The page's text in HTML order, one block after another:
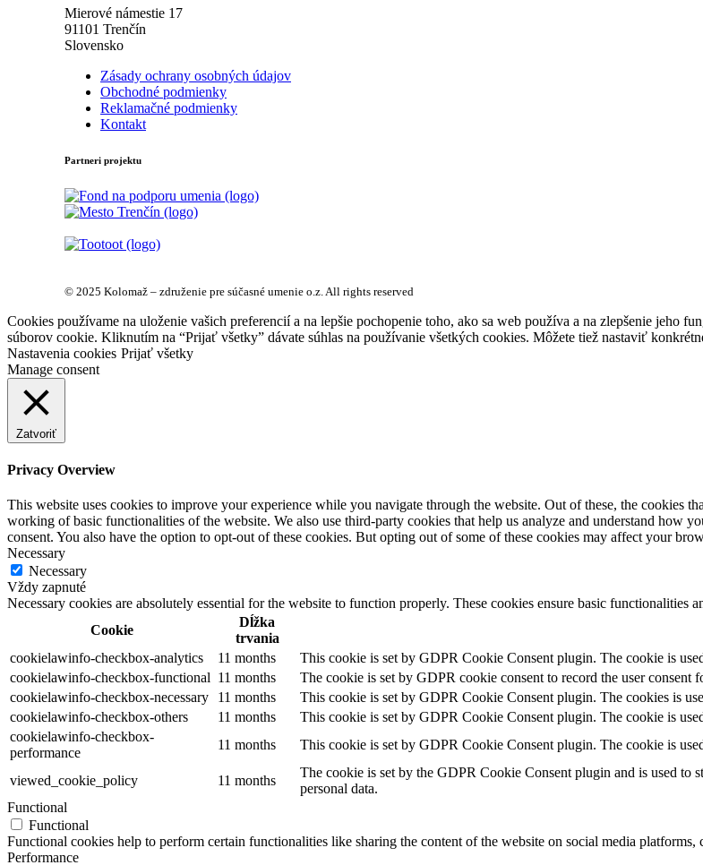
Mierové námestie 17
91101 Trenčín
Slovensko
Zásady ochrany osobných údajov
Obchodné podmienky
Reklamačné podmienky
Kontakt
Partneri projektu
© 2025 Kolomaž – združenie pre súčasné umenie o.z. All rights reserved
Cookies používame na uloženie vašich preferencií a na lepšie pochopenie toho, ako sa web používa a na zlepšenie jeho
súborov cookie. Kliknutím na “Prijať všetky” dávate súhlas na používanie všetkých cookies. Môžete tiež nastaviť
Nastavenia cookies Prijať všetky
Manage consent
Zatvoriť
Privacy Overview
This website uses cookies to improve your experience while you navigate through the website. Out of these, the cookies
working of basic functionalities of the website. We also use third-party cookies that help us analyze and understand how
consent. You also have the option to opt-out of these cookies. But opting out of some of these cookies may affect your
Necessary
Necessary
Vždy zapnuté
Necessary cookies are absolutely essential for the website to function properly. These cookies ensure basic functionalities
Cookie
Dĺžka
trvania
cookielawinfo-checkbox-analytics
11 months
This cookie is set by GDPR Cookie Consent plugin. The cookie is
cookielawinfo-checkbox-functional 11 months
The cookie is set by GDPR cookie consent to record the user consent
cookielawinfo-checkbox-necessary
11 months
This cookie is set by GDPR Cookie Consent plugin. The cookies is
cookielawinfo-checkbox-others
11 months
This cookie is set by GDPR Cookie Consent plugin. The cookie is
cookielawinfo-checkbox-
performance
11 months This cookie is set by GDPR Cookie Consent plugin. The cookie is
viewed_cookie_policy 11 months
The cookie is set by the GDPR Cookie Consent plugin and is used to
personal data.
Functional
Functional
Functional cookies help to perform certain functionalities like sharing the content of the website on social media platforms,
Performance